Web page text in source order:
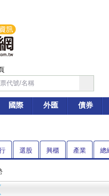
國際 外匯 債券
選股 興櫃 產業 總